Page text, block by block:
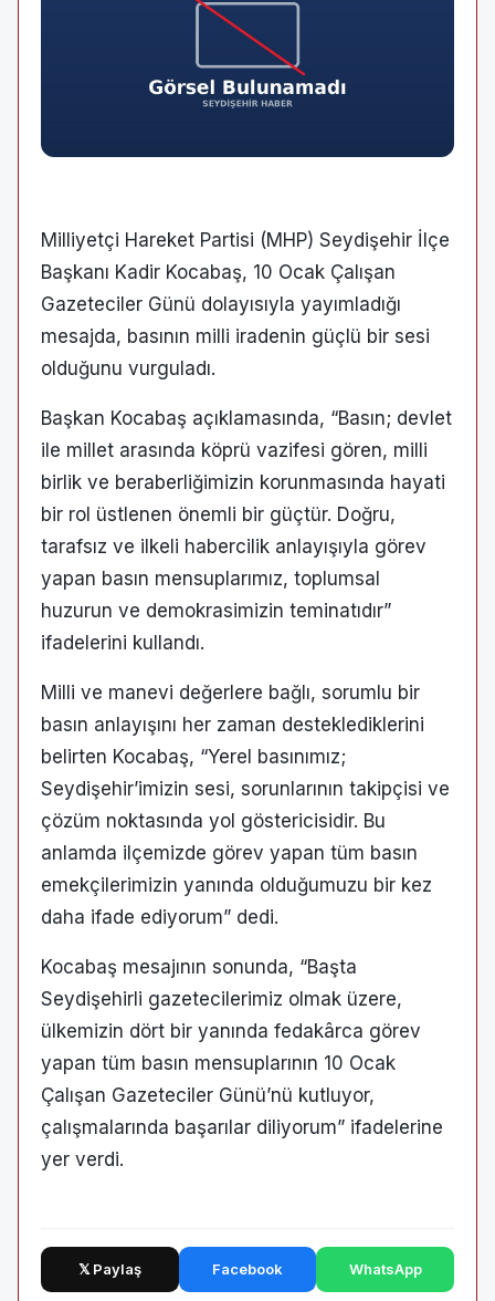
Milliyetçi Hareket Partisi (MHP) Seydişehir İlçe
Başkanı Kadir Kocabaş, 10 Ocak Çalışan
Gazeteciler Günü dolayısıyla yayımladığı
mesajda, basının milli iradenin güçlü bir sesi
olduğunu vurguladı.
Başkan Kocabaş açıklamasında, “Basın; devlet
ile millet arasında köprü vazifesi gören, milli
birlik ve beraberliğimizin korunmasında hayati
bir rol üstlenen önemli bir güçtür. Doğru,
tarafsız ve ilkeli habercilik anlayışıyla görev
yapan basın mensuplarımız, toplumsal
huzurun ve demokrasimizin teminatıdır”
ifadelerini kullandı.
Milli ve manevi değerlere bağlı, sorumlu bir
basın anlayışını her zaman desteklediklerini
belirten Kocabaş, “Yerel basınımız;
Seydişehir’imizin sesi, sorunlarının takipçisi ve
çözüm noktasında yol göstericisidir. Bu
anlamda ilçemizde görev yapan tüm basın
emekçilerimizin yanında olduğumuzu bir kez
daha ifade ediyorum” dedi.
Kocabaş mesajının sonunda, “Başta
Seydişehirli gazetecilerimiz olmak üzere,
ülkemizin dört bir yanında fedakârca görev
yapan tüm basın mensuplarının 10 Ocak
Çalışan Gazeteciler Günü’nü kutluyor,
çalışmalarında başarılar diliyorum” ifadelerine
yer verdi.
𝕏 Paylaş Facebook WhatsApp